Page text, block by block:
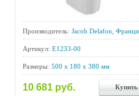
Производитель: Jacob Delafon,
Артикул: E1233-00
Размеры: 500 x 180 x 380 мм
10 681 руб. Купить